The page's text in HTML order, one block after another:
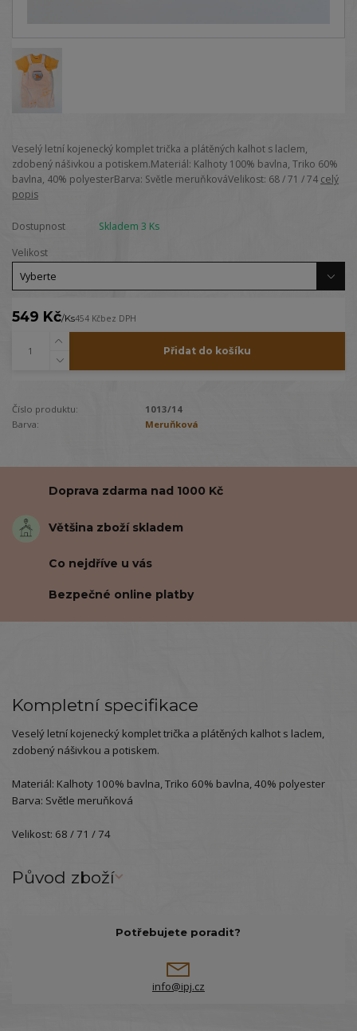
Veselý letní kojenecký komplet trička a plátěných kalhot s laclem,
zdobený nášivkou a potiskem.Materiál: Kalhoty 100% bavlna, Triko 60%
bavlna, 40% polyesterBarva: Světle meruňkováVelikost: 68 / 71 / 74 celý
popis
Dostupnost
Skladem 3 Ks
Velikost
549 Kč/Ks454 Kčbez DPH
Přidat do košíku
Číslo produktu:
1013/14
Barva:
Meruňková
Doprava zdarma nad 1000 Kč
Většina zboží skladem
Co nejdříve u vás
Bezpečné online platby
Kompletní specifikace
Veselý letní kojenecký komplet trička a plátěných kalhot s laclem,
zdobený nášivkou a potiskem.
Materiál: Kalhoty 100% bavlna, Triko 60% bavlna, 40% polyester
Barva: Světle meruňková
Velikost: 68 / 71 / 74
Původ zboží
Potřebujete poradit?
info@ipj.cz